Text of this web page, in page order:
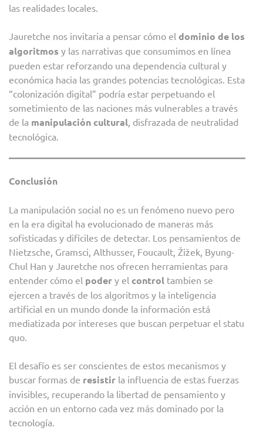
las realidades locales.
Jauretche nos invitaria a pensar cómo el dominio de los
algoritmos y las narrativas que consumimos en línea
pueden estar reforzando una dependencia cultural y
económica hacia las grandes potencias tecnológicas. Esta
“colonización digital” podría estar perpetuando el
sometimiento de las naciones más vulnerables a través
de la manipulación cultural, disfrazada de neutralidad
tecnológica.
Conclusión
La manipulación social no es un fenómeno nuevo pero
en la era digital ha evolucionado de maneras más
sofisticadas y difíciles de detectar. Los pensamientos de
Nietzsche, Gramsci, Althusser, Foucault, Žižek, Byung-
Chul Han y Jauretche nos ofrecen herramientas para
entender cómo el poder y el control tambien se
ejercen a través de los algoritmos y la inteligencia
artificial en un mundo donde la información está
mediatizada por intereses que buscan perpetuar el statu
quo.
El desafío es ser conscientes de estos mecanismos y
buscar formas de resistir la influencia de estas fuerzas
invisibles, recuperando la libertad de pensamiento y
acción en un entorno cada vez más dominado por la
tecnología.